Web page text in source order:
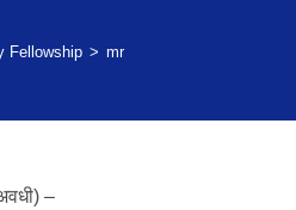
Fellowship > mr
–